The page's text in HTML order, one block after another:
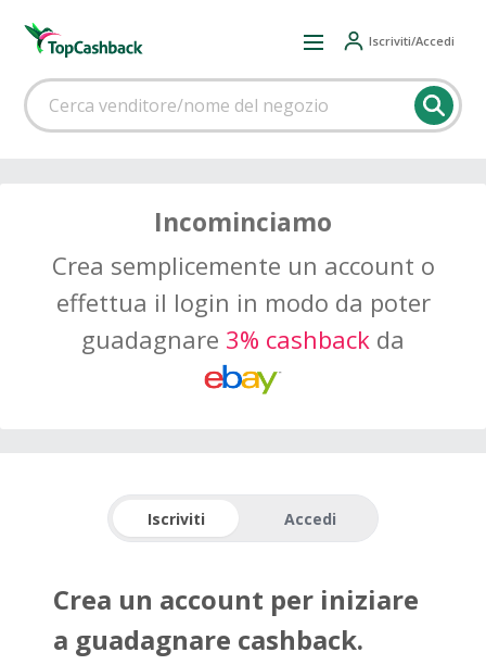
Iscriviti/Accedi
Incominciamo
Crea semplicemente un account o
effettua il login in modo da poter
guadagnare 3% cashback da
Iscriviti Accedi
Crea un account per iniziare
a guadagnare cashback.